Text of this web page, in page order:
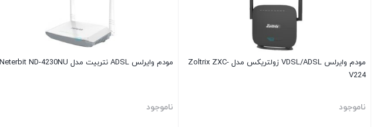
مودم وایرلس VDSL/ADSL زولتریکس مدل Zoltrix ZXC-
V224
ناموجود
مودم وایرلس ADSL نتربیت مدل Neterbit ND-4230NU
ناموجود